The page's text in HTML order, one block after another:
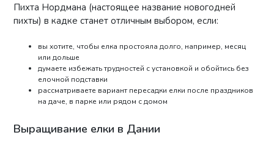
Пихта Нордмана (настоящее название новогодней
пихты) в кадке станет отличным выбором, если:
вы хотите, чтобы елка простояла долго, например, месяц
или дольше
думаете избежать трудностей с установкой и обойтись без
елочной подставки
рассматриваете вариант пересадки елки после праздников
на даче, в парке или рядом с домом
Выращивание елки в Дании